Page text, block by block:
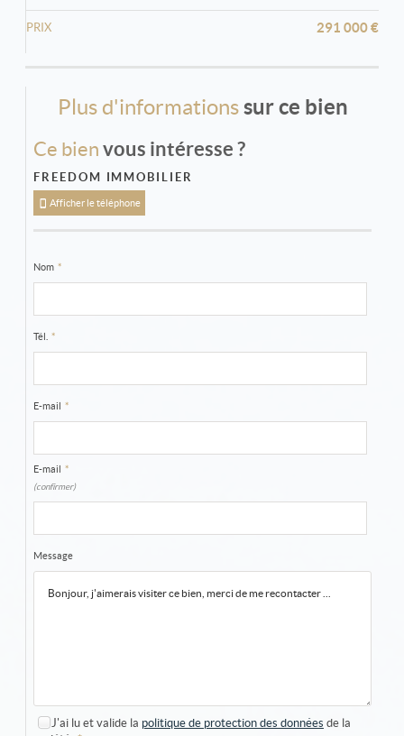
PRIX 291 000 €
Plus d'informationssur ce bien
Ce bien vous intéresse ?
FREEDOM IMMOBILIER
Afficher le téléphone
Nom *
Tél. *
E-mail *
E-mail *
(confirmer)
Message
J'ai lu et valide la politique de protection des données de la